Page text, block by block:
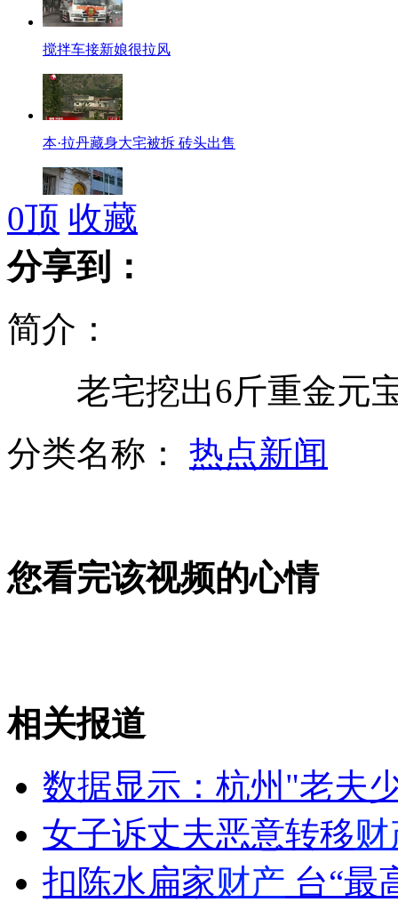
搅拌车接新娘很拉风
本·拉丹藏身大宅被拆 砖头出售
欧盟驻阿根廷办公大楼门前发生爆炸
英女王用特殊钻石状水晶点燃篝火
女孩北京地铁殴打老人 痛下狠手拳打脚踢
0顶 收藏
分享到：
简介：
老宅挖出6斤重金元
分类名称： 热点新闻
您看完该视频的心情
相关报道
数据显示：杭州"老夫
女子诉丈夫恶意转移
扣陈水扁家财产 台“最